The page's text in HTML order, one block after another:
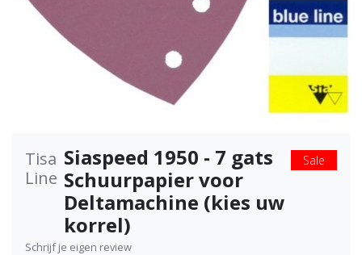
Tisa
Line
Siaspeed 1950 - 7 gats
Schuurpapier voor
Deltamachine (kies uw
korrel)
Sale
Schrijf je eigen review